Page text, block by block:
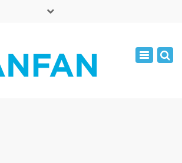
周一 - 周六: 7:00 - 17:00
Toggle